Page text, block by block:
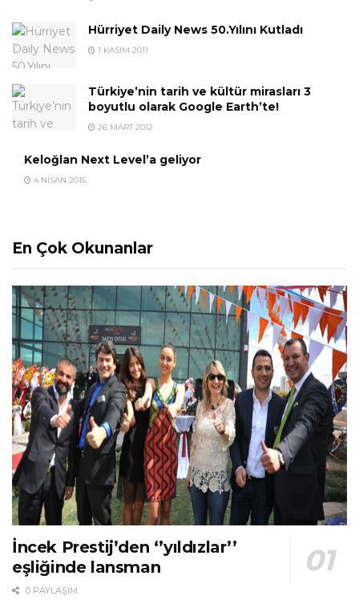
Hürriyet Daily News 50.Yılını Kutladı
1 KASIM 2011
Türkiye’nin tarih ve kültür mirasları 3
boyutlu olarak Google Earth’te!
26 MART 2012
Keloğlan Next Level’a geliyor
4 NISAN 2015
En Çok Okunanlar
İncek Prestij’den ‘’yıldızlar’’
eşliğinde lansman
0 PAYLAŞIM